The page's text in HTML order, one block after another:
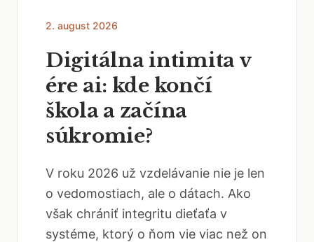
2. august 2026
Digitálna intimita v
ére ai: kde končí
škola a začína
súkromie?
V roku 2026 už vzdelávanie nie je len
o vedomostiach, ale o dátach. Ako
však chrániť integritu dieťaťa v
systéme, ktorý o ňom vie viac než on